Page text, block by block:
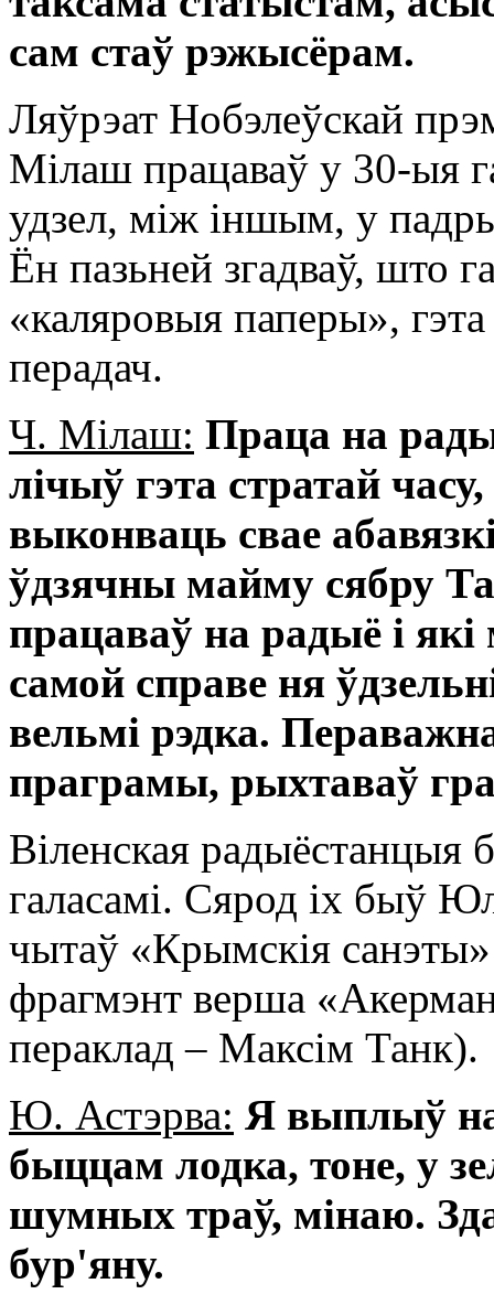
сам стаў рэжысёрам.
Ляўрэат Нобэлеўскай
Мілаш працаваў у 30-ыя
удзел, між іншым, у
Ён пазьней згадваў, што
«каляровыя паперы»,
перадач.
Ч. Мілаш: Праца на
лічыў гэта стратай
выконваць свае
ўдзячны майму сябру
працаваў на радыё і
самой справе ня
вельмі рэдка.
праграмы, рыхтаваў
Віленская радыёстанцыя
галасамі. Сярод іх быў
чытаў «Крымскія
фрагмэнт верша
пераклад – Максім Танк).
Ю. Астэрва: Я выплыў на
быццам лодка, тоне, у
шумных траў, мінаю.
бур'яну.